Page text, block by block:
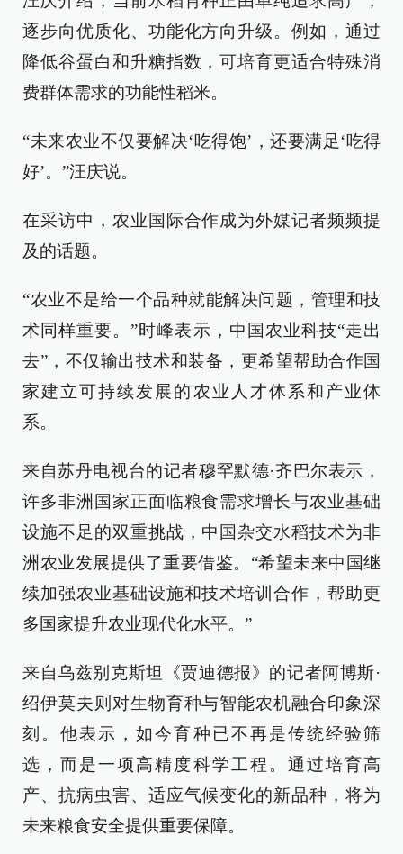
逐步向优质化、功能化方向升级。例如，通过
降低谷蛋白和升糖指数，可培育更适合特殊消
费群体需求的功能性稻米。
“未来农业不仅要解决‘吃得饱’，还要满足‘吃得
好’。”汪庆说。
在采访中，农业国际合作成为外媒记者频频提
及的话题。
“农业不是给一个品种就能解决问题，管理和技
术同样重要。”时峰表示，中国农业科技“走出
去”，不仅输出技术和装备，更希望帮助合作国
家建立可持续发展的农业人才体系和产业体
系。
来自苏丹电视台的记者穆罕默德·齐巴尔表示，
许多非洲国家正面临粮食需求增长与农业基础
设施不足的双重挑战，中国杂交水稻技术为非
洲农业发展提供了重要借鉴。“希望未来中国继
续加强农业基础设施和技术培训合作，帮助更
多国家提升农业现代化水平。”
来自乌兹别克斯坦《贾迪德报》的记者阿博斯·
绍伊莫夫则对生物育种与智能农机融合印象深
刻。他表示，如今育种已不再是传统经验筛
选，而是一项高精度科学工程。通过培育高
产、抗病虫害、适应气候变化的新品种，将为
未来粮食安全提供重要保障。